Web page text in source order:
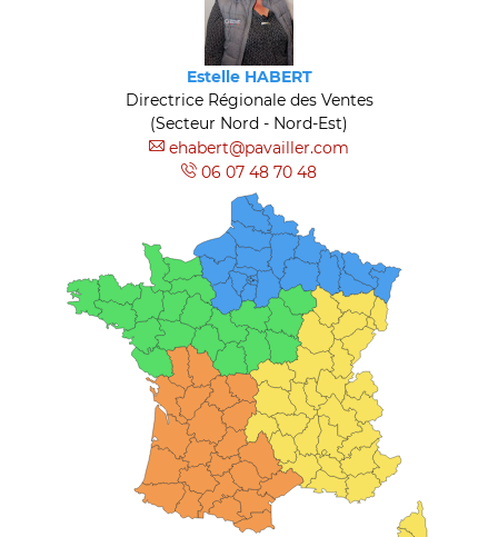
Estelle HABERT
Directrice Régionale des Ventes
(Secteur Nord - Nord-Est)
ehabert@pavailler.com
06 07 48 70 48